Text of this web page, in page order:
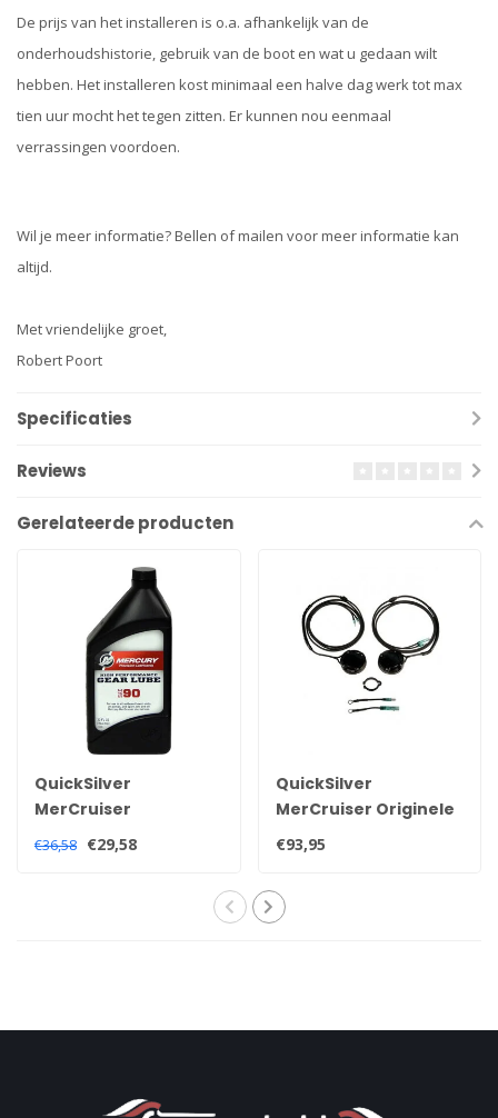
De prijs van het installeren is o.a. afhankelijk van de
onderhoudshistorie, gebruik van de boot en wat u gedaan wilt
hebben. Het installeren kost minimaal een halve dag werk tot max
tien uur mocht het tegen zitten. Er kunnen nou eenmaal
verrassingen voordoen.
Wil je meer informatie? Bellen of mailen voor meer informatie kan
altijd.
Met vriendelijke groet,
Robert Poort
Specificaties
Reviews
Gerelateerde producten
QuickSilver
MerCruiser
Quicksilver high
€36,58 €29,58
QuickSilver
MerCruiser Originele
trim sensor en
Alpha en Bravo
staartstukken
€93,95